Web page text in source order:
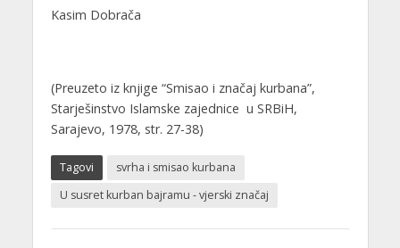
Kasim Dobrača
(Preuzeto iz knjige “Smisao i značaj kurbana”,
Starješinstvo Islamske zajednice u SRBiH,
Sarajevo, 1978, str. 27-38)
Tagovi
svrha i smisao kurbana
U susret kurban bajramu - vjerski značaj